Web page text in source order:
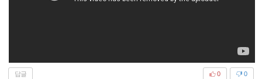
답글 0
0